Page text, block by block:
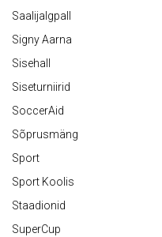
Saalijalgpall
Signy Aarna
Sisehall
Siseturniirid
SoccerAid
Sõprusmäng
Sport
Sport Koolis
Staadionid
SuperCup